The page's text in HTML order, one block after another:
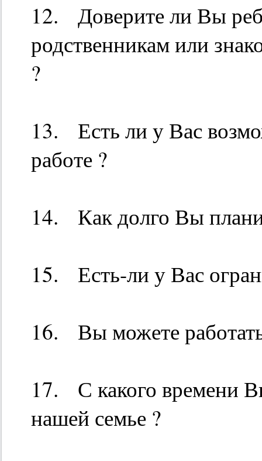
12. Доверите ли Вы
родственникам или
?
13. Есть ли у Вас
работе ?
14. Как долго Вы
15. Есть-ли у Вас
16. Вы можете
17. С какого времени
нашей семье ?